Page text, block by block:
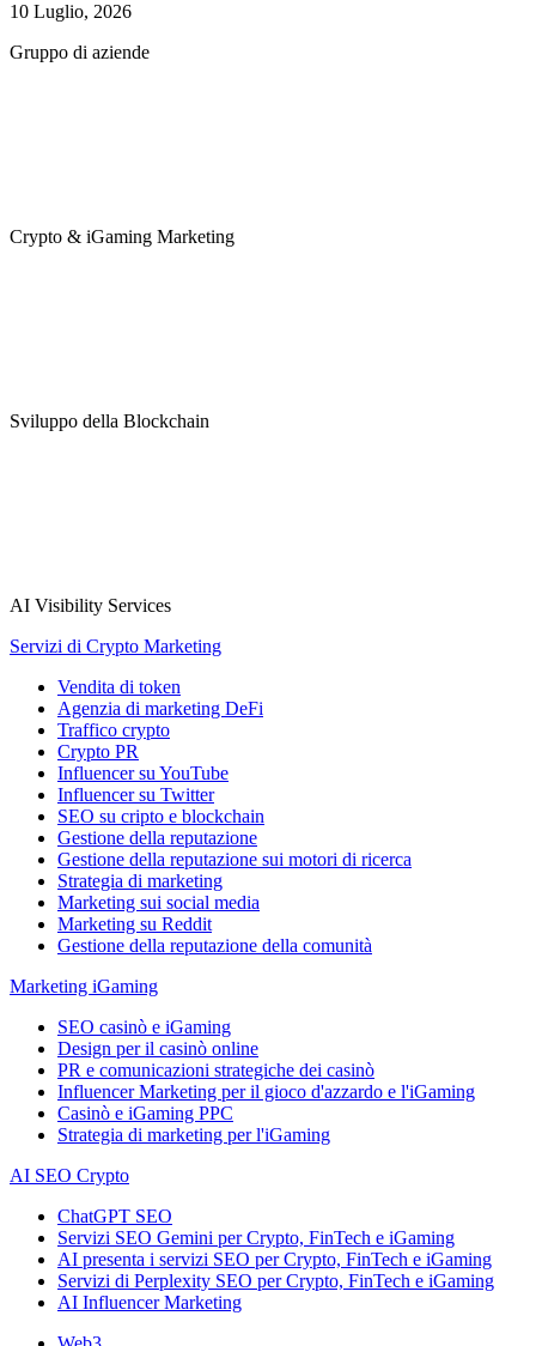
10 Luglio, 2026
Gruppo di aziende
Crypto & iGaming Marketing
Sviluppo della Blockchain
AI Visibility Services
Servizi di Crypto Marketing
Vendita di token
Agenzia di marketing DeFi
Traffico crypto
Crypto PR
Influencer su YouTube
Influencer su Twitter
SEO su cripto e blockchain
Gestione della reputazione
Gestione della reputazione sui motori di ricerca
Strategia di marketing
Marketing sui social media
Marketing su Reddit
Gestione della reputazione della comunità
Marketing iGaming
SEO casinò e iGaming
Design per il casinò online
PR e comunicazioni strategiche dei casinò
Influencer Marketing per il gioco d'azzardo e l'iGaming
Casinò e iGaming PPC
Strategia di marketing per l'iGaming
AI SEO Crypto
ChatGPT SEO
Servizi SEO Gemini per Crypto, FinTech e iGaming
AI presenta i servizi SEO per Crypto, FinTech e iGaming
Servizi di Perplexity SEO per Crypto, FinTech e iGaming
AI Influencer Marketing